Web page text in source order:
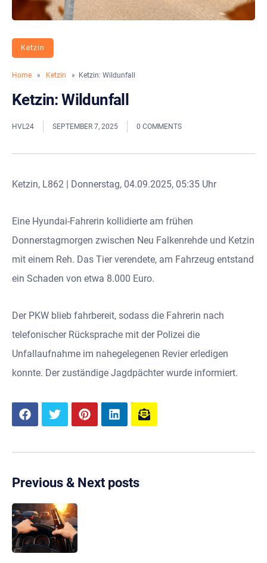
Ketzin
Home » Ketzin » Ketzin: Wildunfall
Ketzin: Wildunfall
HVL24 SEPTEMBER 7, 2025 0 COMMENTS
Ketzin, L862 | Donnerstag, 04.09.2025, 05:35 Uhr
Eine Hyundai-Fahrerin kollidierte am frühen
Donnerstagmorgen zwischen Neu Falkenrehde und Ketzin
mit einem Reh. Das Tier verendete, am Fahrzeug entstand
ein Schaden von etwa 8.000 Euro.
Der PKW blieb fahrbereit, sodass die Fahrerin nach
telefonischer Rücksprache mit der Polizei die
Unfallaufnahme im nahegelegenen Revier erledigen
konnte. Der zuständige Jagdpächter wurde informiert.
Previous & Next posts